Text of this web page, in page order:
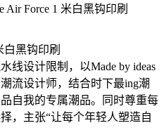
白黑钩印刷
线设计限制，以Made by ideas
流设计师，结合时下最ing潮
自我的专属潮品。同时尊重每
，主张“让每个年轻人塑造自